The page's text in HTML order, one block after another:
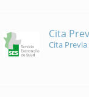
Cita
Cita Previa